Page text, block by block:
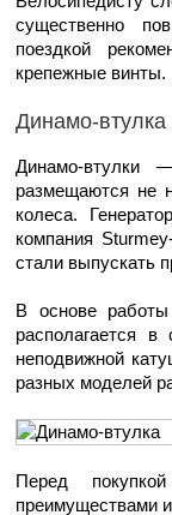
существенно
поездкой
крепежные винты.
Динамо-втулка
Динамо-втулки
размещаются не
колеса.
компания
стали выпускать
В основе работы
располагается
неподвижной
разных моделей
Перед
преимуществами